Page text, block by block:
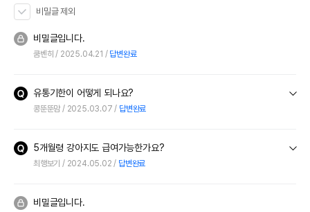
비밀글 제외
비밀글입니다.
쿰벤히 2025.04.21 답변완료
유통기한이 어떻게 되나요?
콩뚠뚠맘 2025.03.07 답변완료
5개월령 강아지도 급여가능한가요?
최행보기 2024.05.02 답변완료
비밀글입니다.